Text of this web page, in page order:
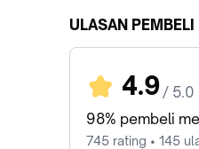
ULASAN PEMBELI
4.9 / 5.0
98% pembeli
745 rating • 145